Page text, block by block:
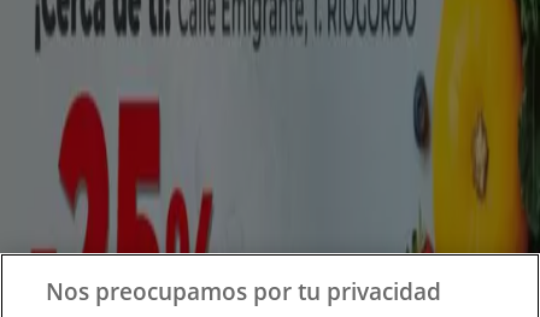
Tiendeo
¿Qué hacemos?
Soluciones para empresas
Noticias y prensa
Trabaja con nosotros
Nos preocupamos por tu privacidad